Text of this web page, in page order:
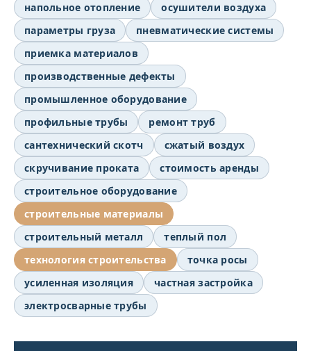
напольное отопление
осушители воздуха
параметры груза
пневматические системы
приемка материалов
производственные дефекты
промышленное оборудование
профильные трубы
ремонт труб
сантехнический скотч
сжатый воздух
скручивание проката
стоимость аренды
строительное оборудование
строительные материалы
строительный металл
теплый пол
технология строительства
точка росы
усиленная изоляция
частная застройка
электросварные трубы